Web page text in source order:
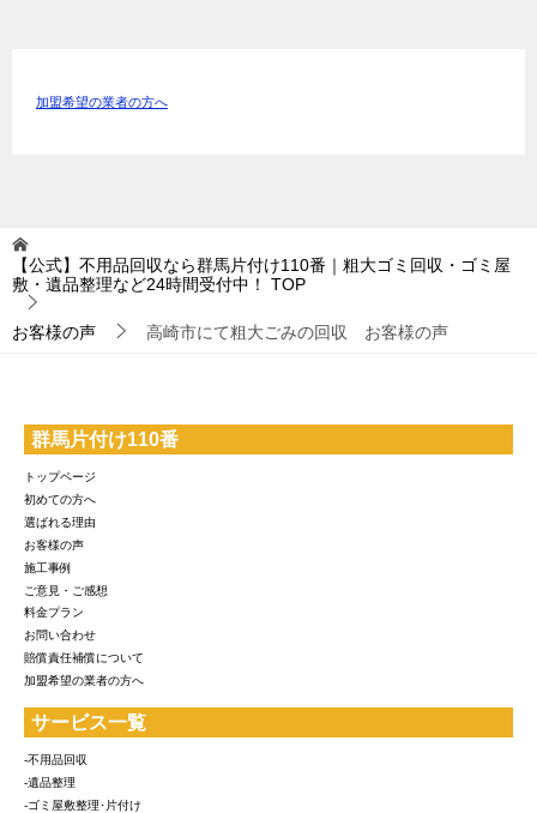
加盟希望の業者の方へ
【公式】不用品回収なら群馬片付け110番｜粗大ゴミ回収・ゴミ屋
敷・遺品整理など24時間受付中！
TOP
お客様の声 高崎市にて粗大ごみの回収 お客様の声
群馬片付け110番
トップページ
初めての方へ
選ばれる理由
お客様の声
施工事例
ご意見・ご感想
料金プラン
お問い合わせ
賠償責任補償について
加盟希望の業者の方へ
サービス一覧
-不用品回収
-遺品整理
-ゴミ屋敷整理･片付け